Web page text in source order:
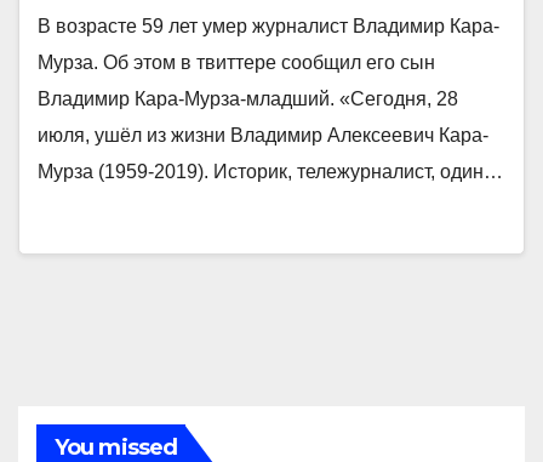
В возрасте 59 лет умер журналист Владимир Кара-
Мурза. Об этом в твиттере сообщил его сын
Владимир Кара-Мурза-младший. «Сегодня, 28
июля, ушёл из жизни Владимир Алексеевич Кара-
Мурза (1959-2019). Историк, тележурналист, один…
You missed